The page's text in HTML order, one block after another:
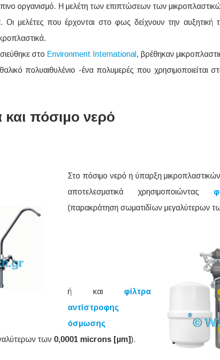
οργανισμό. Η μελέτη των επιπτώσεων των
Οι μελέτες που έρχονται στο φως δείχνουν την αυξητική
στο Environment International , βρέθηκαν
πολυαιθυλένιο -ένα πολυμερές που χρησιμοποιείται
πόσιμο νερό
Στο πόσιμο νερό η ύπαρξη μικροπλαστικών
αποτελεσματικά χρησιμοποιώντας
(παρακράτηση σωματιδίων μεγαλύτερων
ή και φίλτρα
αντίστροφης
όσμωσης
των 0,0001 microns [μm]).